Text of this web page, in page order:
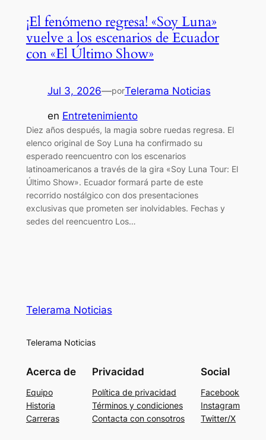
¡El fenómeno regresa! «Soy Luna»
vuelve a los escenarios de Ecuador
con «El Último Show»
Jul 3, 2026—porTelerama Noticias
en Entretenimiento
Diez años después, la magia sobre ruedas regresa. El
elenco original de Soy Luna ha confirmado su
esperado reencuentro con los escenarios
latinoamericanos a través de la gira «Soy Luna Tour: El
Último Show». Ecuador formará parte de este
recorrido nostálgico con dos presentaciones
exclusivas que prometen ser inolvidables. Fechas y
sedes del reencuentro Los…
Telerama Noticias
Telerama Noticias
Acerca de
Equipo
Historia
Carreras
Privacidad
Política de privacidad
Términos y condiciones
Contacta con consotros
Social
Facebook
Instagram
Twitter/X